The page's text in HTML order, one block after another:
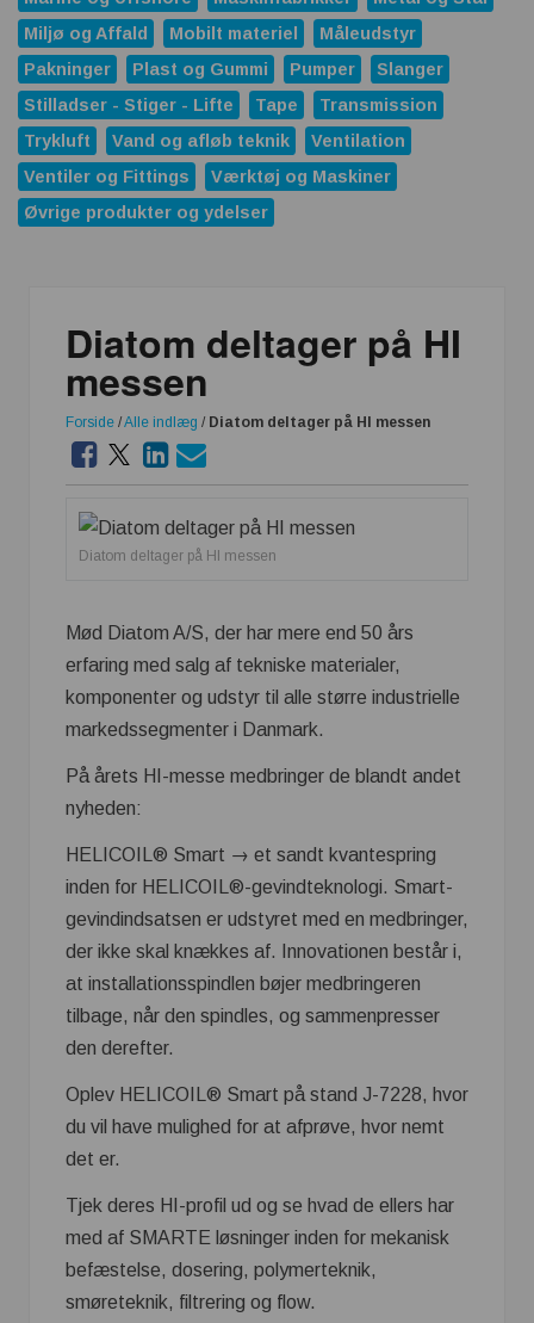
Miljø og Affald
Mobilt materiel
Måleudstyr
Pakninger
Plast og Gummi Pumper
Slanger
Stilladser - Stiger - Lifte
Tape
Transmission
Trykluft
Vand og afløb teknik
Ventilation
Ventiler og Fittings
Værktøj og Maskiner
Øvrige produkter og ydelser
Diatom deltager på HI
messen
Forside /Alle indlæg / Diatom deltager på HI messen
Diatom deltager på HI messen
Mød Diatom A/S, der har mere end 50 års
erfaring med salg af tekniske materialer,
komponenter og udstyr til alle større industrielle
markedssegmenter i Danmark.
På årets HI-messe medbringer de blandt andet
nyheden:
HELICOIL® Smart → et sandt kvantespring
inden for HELICOIL®-gevindteknologi. Smart-
gevindindsatsen er udstyret med en medbringer,
der ikke skal knækkes af. Innovationen består i,
at installationsspindlen bøjer medbringeren
tilbage, når den spindles, og sammenpresser
den derefter.
Oplev HELICOIL® Smart på stand J-7228, hvor
du vil have mulighed for at afprøve, hvor nemt
det er.
Tjek deres HI-profil ud og se hvad de ellers har
med af SMARTE løsninger inden for mekanisk
befæstelse, dosering, polymerteknik,
smøreteknik, filtrering og flow.